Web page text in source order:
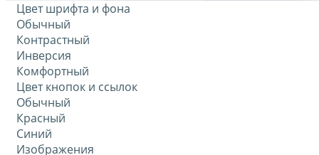
Цвет шрифта и фона
Обычный
Контрастный
Инверсия
Комфортный
Цвет кнопок и ссылок
Обычный
Красный
Синий
Изображения